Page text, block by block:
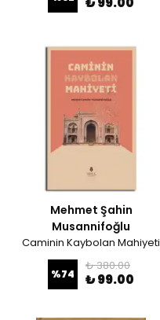
Mehmet Şahin
Musannifoğlu
Caminin Kaybolan Mahiyeti
%74
₺ 380.00
₺ 99.00